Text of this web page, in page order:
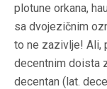
plotune orkana,
sa dvojezičnim
to ne zazivlje! Ali,
decentnim doista
decentan (lat.